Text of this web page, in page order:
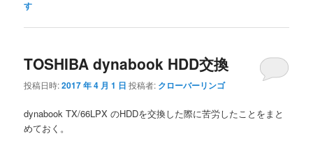
す
TOSHIBA dynabook HDD交換
投稿日時:2017 年 4 月 1 日 投稿者: クローバーリンゴ
dynabook TX/66LPX のHDDを交換した際に苦労したことをまと
めておく。